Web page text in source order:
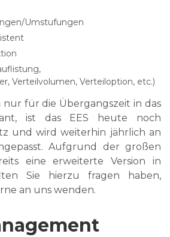
Umstufungen
Verteilvolumen, Verteiloption, etc.)
für die Übergangszeit in das
ist das EES heute noch
und wird weiterhin jährlich an
Aufgrund der großen
eine erweiterte Version in
Sie hierzu fragen haben,
an uns wenden.